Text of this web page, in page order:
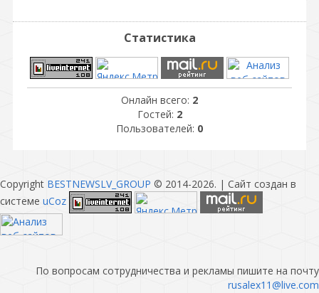
Статистика
Онлайн всего: 2
Гостей: 2
Пользователей: 0
Copyright BESTNEWSLV_GROUP © 2014-2026. | Сайт создан в
системе uCoz
По вопросам сотрудничества и рекламы пишите на почту
rusalex11@live.com